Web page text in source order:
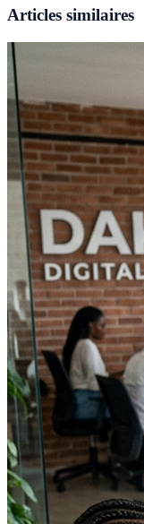
Articles similaires